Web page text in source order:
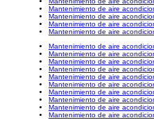
Mantenimiento de aire
Mantenimiento de aire
Mantenimiento de aire
Mantenimiento de aire
Mantenimiento de aire
Mantenimiento de aire
Mantenimiento de aire
Mantenimiento de aire
Mantenimiento de aire
Mantenimiento de aire
Mantenimiento de aire
Mantenimiento de aire
Mantenimiento de aire
Mantenimiento de aire